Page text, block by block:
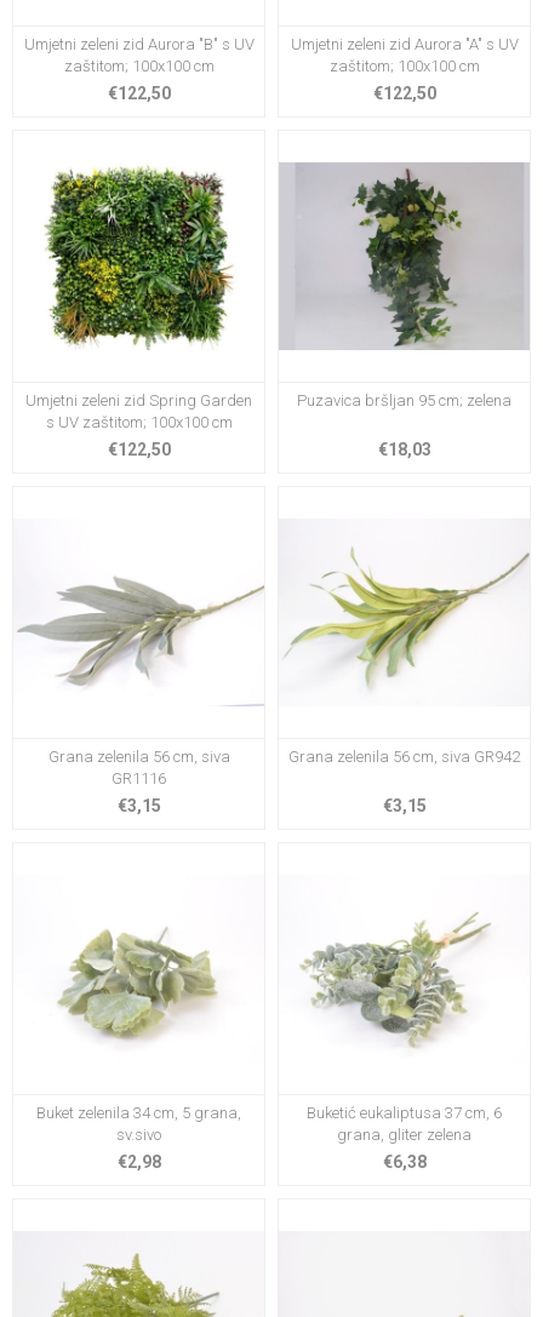
Umjetni zeleni zid Aurora "B" s UV
zaštitom; 100x100 cm
€122,50
Umjetni zeleni zid Aurora "A" s UV
zaštitom; 100x100 cm
€122,50
Umjetni zeleni zid Spring Garden
s UV zaštitom; 100x100 cm
€122,50
Puzavica bršljan 95 cm; zelena
€18,03
Grana zelenila 56 cm, siva
GR1116
€3,15
Grana zelenila 56 cm, siva GR942
€3,15
Buket zelenila 34 cm, 5 grana,
sv.sivo
€2,98
Buketić eukaliptusa 37 cm, 6
grana, gliter zelena
€6,38